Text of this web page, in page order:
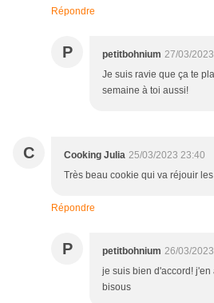
Répondre
P petitbohnium 27/03/
Je suis ravie que ça te
semaine à toi aussi!
C Cooking Julia 25/03/2023 23:40
Très beau cookie qui va réjouir
Répondre
P petitbohnium 26/03/
je suis bien d'accord!
bisous